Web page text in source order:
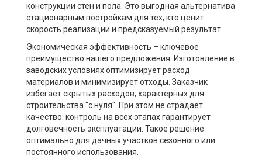
конструкции стен и пола. Это выгодная альтернатива
стационарным постройкам для тех, кто ценит
скорость реализации и предсказуемый результат.
Экономическая эффективность – ключевое
преимущество нашего предложения. Изготовление в
заводских условиях оптимизирует расход
материалов и минимизирует отходы. Заказчик
избегает скрытых расходов, характерных для
строительства "с нуля". При этом не страдает
качество: контроль на всех этапах гарантирует
долговечность эксплуатации. Такое решение
оптимально для дачных участков сезонного или
постоянного использования.